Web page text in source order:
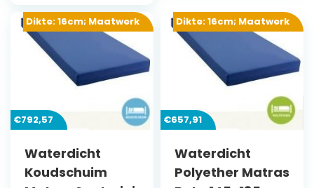
Dikte: 16cm; Maatwerk
€792,57
Waterdicht
Koudschuim
Dikte: 16cm; Maatwerk
€657,91
Waterdicht
Polyether Matras